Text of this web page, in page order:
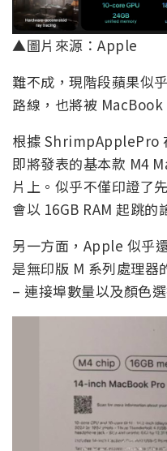
▲圖片來源：Apple
難不成，現階段蘋果似
路線，也將被 MacBook
根據 ShrimpApplePro
即將發表的基本款 M4
片上。似乎不僅印證了
會以 16GB RAM 起跳的
另一方面，Apple 似乎
是無印版 M 系列處理器
– 連接埠數量以及顏色選